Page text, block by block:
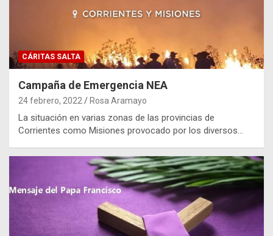
CÁRITAS SALTA
Campaña de Emergencia NEA
24 febrero, 2022 Rosa Aramayo
La situación en varias zonas de las provincias de
Corrientes como Misiones provocado por los diversos…